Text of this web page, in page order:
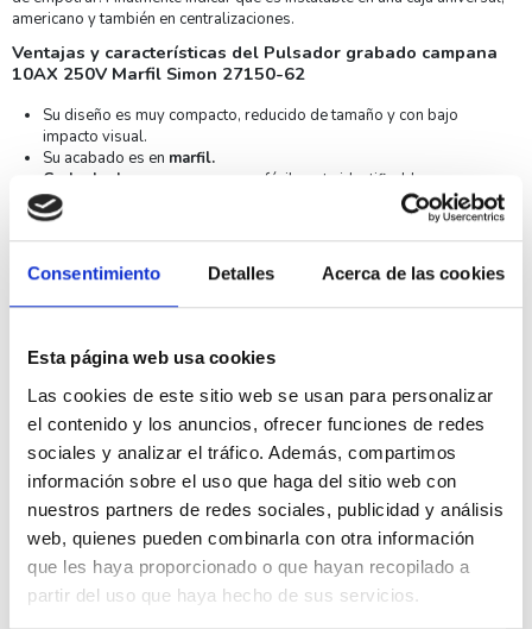
Consentimiento Detalles Acerca de las cookies
Esta página web usa cookies
Las cookies de este sitio web se usan para personalizar
el contenido y los anuncios, ofrecer funciones de redes
sociales y analizar el tráfico. Además, compartimos
información sobre el uso que haga del sitio web con
nuestros partners de redes sociales, publicidad y análisis
web, quienes pueden combinarla con otra información
que les haya proporcionado o que hayan recopilado a
partir del uso que haya hecho de sus servicios.
americano y también en centralizaciones.
Ventajas y características del Pulsador grabado campana
10AX 250V Marfil Simon 27150-62
Su diseño es muy compacto, reducido de tamaño y con bajo
impacto visual.
Su acabado es en marfil.
Grabado de campana
para ser fácilmente identificable.
El tipo de garra utilizada es Simon 27.
Ocupación de
Las secciones de cable admitida va desde1,5mm a 2,5mm.
Su tipo de accionamiento esbasculante
.
Pertenece a laserie Simon 27 Play
Asimismo indicar que su rango de temperatura de funcionamiento
Finalmente indicar que su conexión es muy sencilla debido a su
sistema de embornamiento rápido.
Fabricado con los más altos estándares de calidad.
Especificaciones técnicas
Sección de cable
admitida
De 1,5 a 2,5 mm
Pelado de cable
necesario
11 mm
Grado IP
20